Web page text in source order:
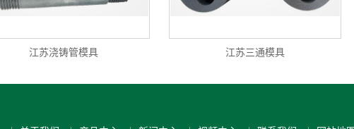
江苏浇铸管模具 江苏三通模具